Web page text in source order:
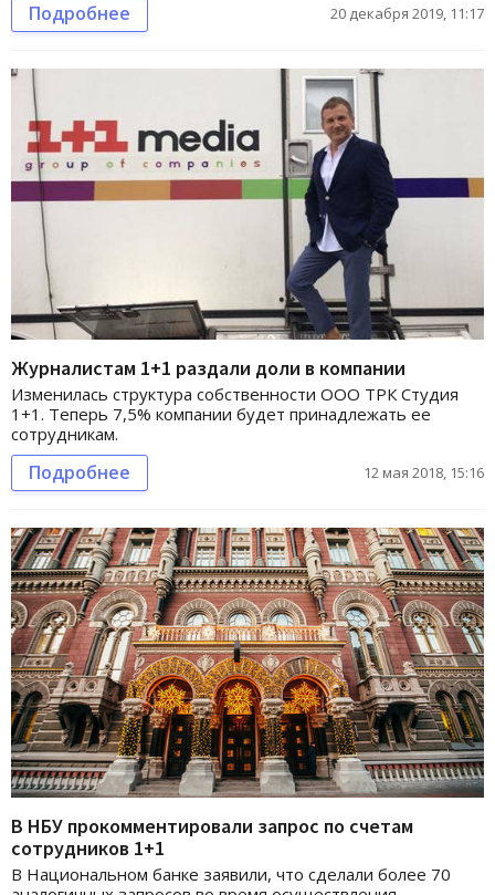
Подробнее 20 декабря 2019, 11:17
Журналистам 1+1 раздали доли в компании
Изменилась структура собственности ООО ТРК Студия
1+1. Теперь 7,5% компании будет принадлежать ее
сотрудникам.
Подробнее 12 мая 2018, 15:16
В НБУ прокомментировали запрос по счетам
сотрудников 1+1
В Национальном банке заявили, что сделали более 70